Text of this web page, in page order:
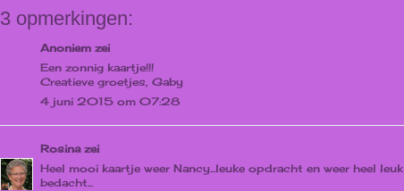
3 opmerkingen:
Anoniem zei
Een zonnig kaartje!!!
Creatieve groetjes, Gaby
4 juni 2015 om 07:28
Rosinazei
Heel mooi kaartje weer Nancy...leuke opdracht en weer heel leuk
bedacht...